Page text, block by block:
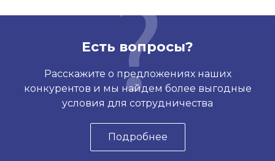
Есть вопросы?
Расскажите о предложениях наших
конкурентов и мы найдем более выгодные
условия для сотрудничества
Подробнее